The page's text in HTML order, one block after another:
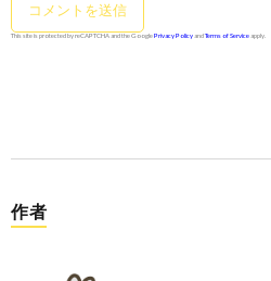
This site is protected by reCAPTCHA and the GooglePrivacy Policy andTerms of Service apply.
作者